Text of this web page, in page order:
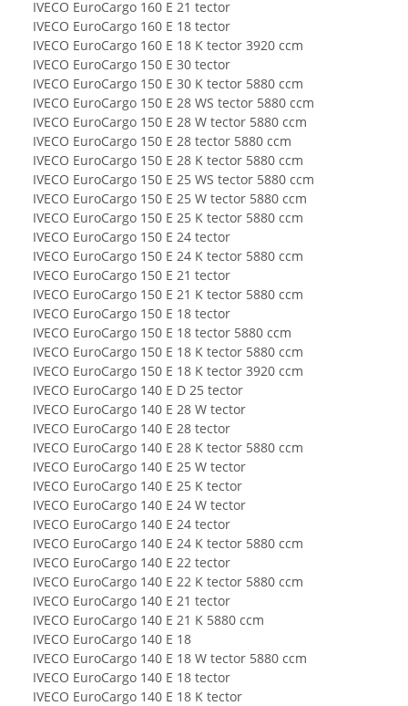
IVECO EuroCargo 160 E 21 tector
IVECO EuroCargo 160 E 18 tector
IVECO EuroCargo 160 E 18 K tector 3920 ccm
IVECO EuroCargo 150 E 30 tector
IVECO EuroCargo 150 E 30 K tector 5880 ccm
IVECO EuroCargo 150 E 28 WS tector 5880 ccm
IVECO EuroCargo 150 E 28 W tector 5880 ccm
IVECO EuroCargo 150 E 28 tector 5880 ccm
IVECO EuroCargo 150 E 28 K tector 5880 ccm
IVECO EuroCargo 150 E 25 WS tector 5880 ccm
IVECO EuroCargo 150 E 25 W tector 5880 ccm
IVECO EuroCargo 150 E 25 K tector 5880 ccm
IVECO EuroCargo 150 E 24 tector
IVECO EuroCargo 150 E 24 K tector 5880 ccm
IVECO EuroCargo 150 E 21 tector
IVECO EuroCargo 150 E 21 K tector 5880 ccm
IVECO EuroCargo 150 E 18 tector
IVECO EuroCargo 150 E 18 tector 5880 ccm
IVECO EuroCargo 150 E 18 K tector 5880 ccm
IVECO EuroCargo 150 E 18 K tector 3920 ccm
IVECO EuroCargo 140 E D 25 tector
IVECO EuroCargo 140 E 28 W tector
IVECO EuroCargo 140 E 28 tector
IVECO EuroCargo 140 E 28 K tector 5880 ccm
IVECO EuroCargo 140 E 25 W tector
IVECO EuroCargo 140 E 25 K tector
IVECO EuroCargo 140 E 24 W tector
IVECO EuroCargo 140 E 24 tector
IVECO EuroCargo 140 E 24 K tector 5880 ccm
IVECO EuroCargo 140 E 22 tector
IVECO EuroCargo 140 E 22 K tector 5880 ccm
IVECO EuroCargo 140 E 21 tector
IVECO EuroCargo 140 E 21 K 5880 ccm
IVECO EuroCargo 140 E 18
IVECO EuroCargo 140 E 18 W tector 5880 ccm
IVECO EuroCargo 140 E 18 tector
IVECO EuroCargo 140 E 18 K tector